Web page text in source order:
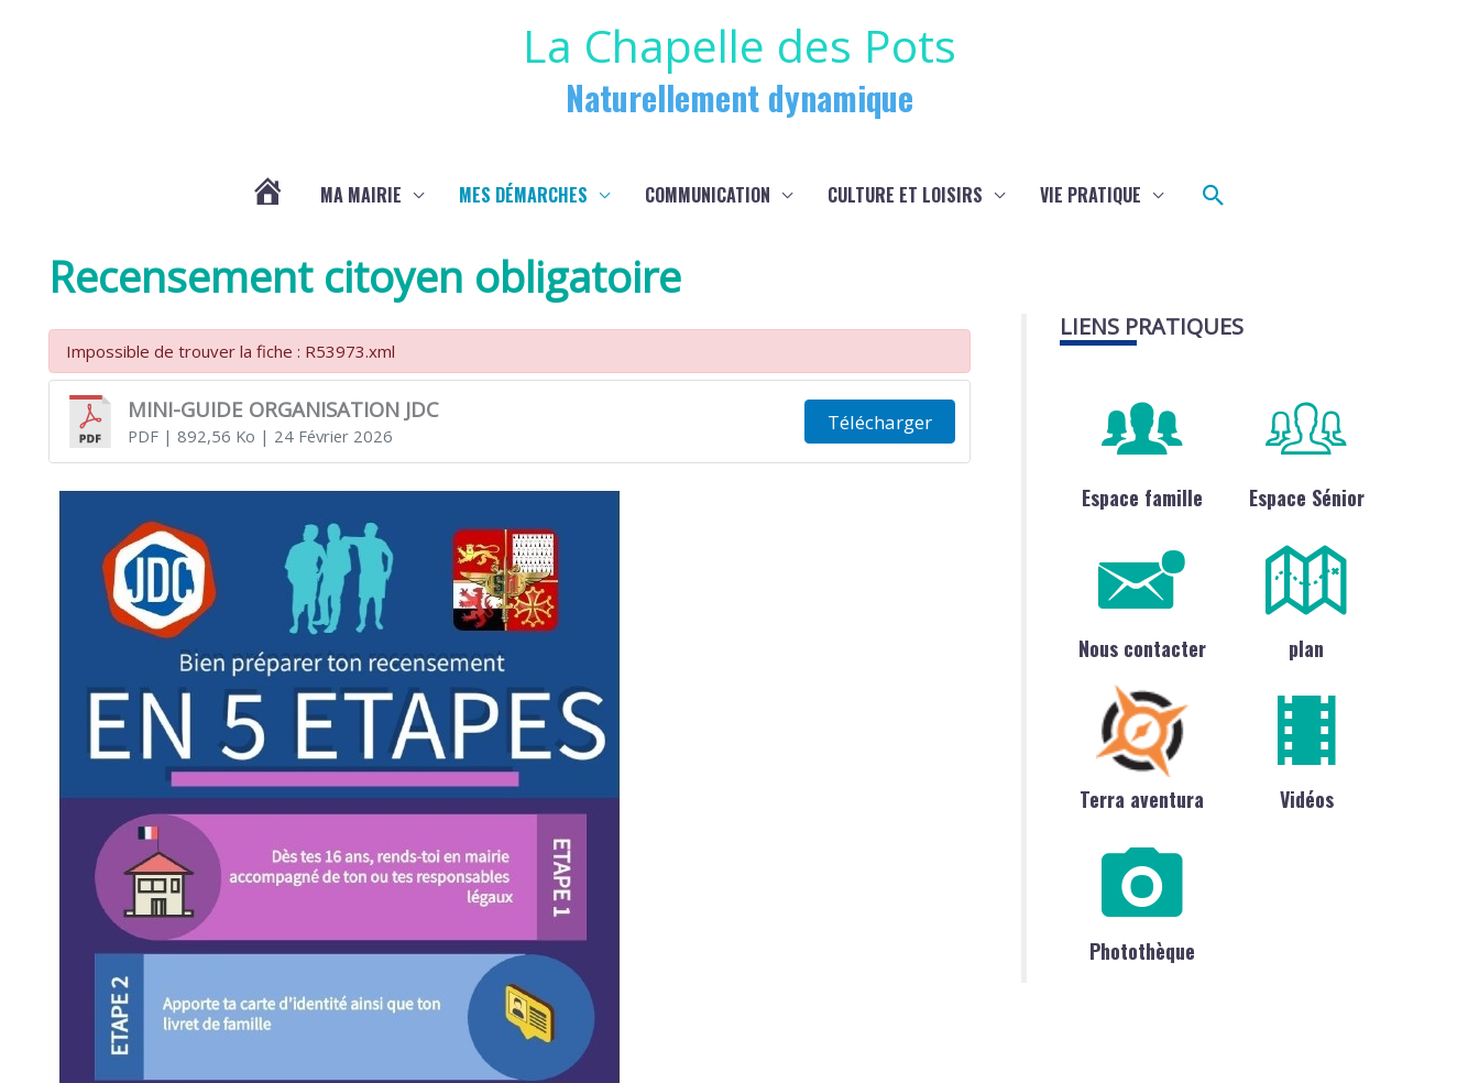
La Chapelle des Pots
Naturellement dynamique
DE
LA
CHAPELLE
POTS
MA MAIRIE MES DÉMARCHES COMMUNICATION CULTURE ET LOISIRS VIE PRATIQUE Rechercher
Recensement citoyen obligatoire
Impossible de trouver la fiche : R53973.xml
MINI-GUIDE ORGANISATION JDC
PDF| 892,56 Ko | 24 Février 2026
Télécharger
LIENS PRATIQUES
Espace famille Espace Sénior
Nous contacter plan
Terra aventura Vidéos
Photothèque